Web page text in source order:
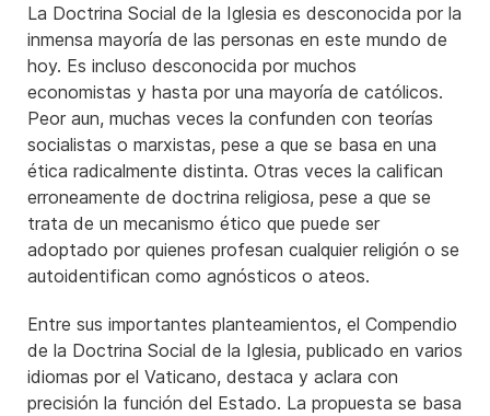
La Doctrina Social de la Iglesia es desconocida por la
inmensa mayoría de las personas en este mundo de
hoy. Es incluso desconocida por muchos
economistas y hasta por una mayoría de católicos.
Peor aun, muchas veces la confunden con teorías
socialistas o marxistas, pese a que se basa en una
ética radicalmente distinta. Otras veces la califican
erroneamente de doctrina religiosa, pese a que se
trata de un mecanismo ético que puede ser
adoptado por quienes profesan cualquier religión o se
autoidentifican como agnósticos o ateos.
Entre sus importantes planteamientos, el Compendio
de la Doctrina Social de la Iglesia, publicado en varios
idiomas por el Vaticano, destaca y aclara con
precisión la función del Estado. La propuesta se basa